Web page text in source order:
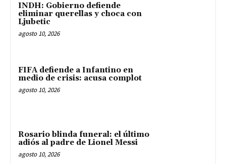
INDH: Gobierno defiende
eliminar querellas y choca con
Ljubetic
agosto 10, 2026
FIFA defiende a Infantino en
medio de crisis: acusa complot
agosto 10, 2026
Rosario blinda funeral: el último
adiós al padre de Lionel Messi
agosto 10, 2026